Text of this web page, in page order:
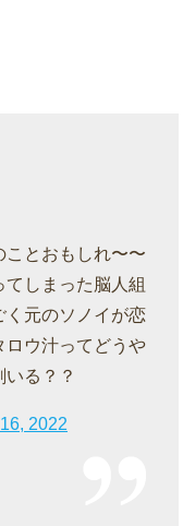
ことおもしれ〜〜
しまった脳人組
元のソノイが恋
ウ汁ってどうや
る？？
2022